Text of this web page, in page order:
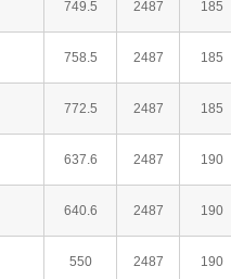
749.5 2487 185
758.5 2487 185
772.5 2487 185
637.6 2487 190
640.6 2487 190
550 2487 190